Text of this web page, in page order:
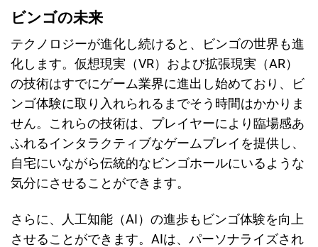
ビンゴの未来
テクノロジーが進化し続けると、ビンゴの世界も進
化します。仮想現実（VR）および拡張現実（AR）
の技術はすでにゲーム業界に進出し始めており、ビ
ンゴ体験に取り入れられるまでそう時間はかかりま
せん。これらの技術は、プレイヤーにより臨場感あ
ふれるインタラクティブなゲームプレイを提供し、
自宅にいながら伝統的なビンゴホールにいるような
気分にさせることができます。
さらに、人工知能（AI）の進歩もビンゴ体験を向上
させることができます。AIは、パーソナライズされ